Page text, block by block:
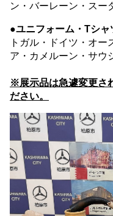
ン・バーレーン・スー
●ユニフォーム ・Tシ
トガル・ドイツ・オー
ア・カメルーン・サ
※展示品は急遽変更さ
ださい。